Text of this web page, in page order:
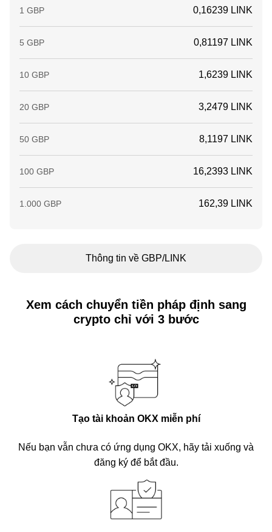
1 GBP 0,16239 LINK
5 GBP 0,81197 LINK
10 GBP 1,6239 LINK
20 GBP 3,2479 LINK
50 GBP 8,1197 LINK
100 GBP 16,2393 LINK
1.000 GBP 162,39 LINK
Thông tin về GBP/LINK
Xem cách chuyển tiền pháp định sang
crypto chỉ với 3 bước
Tạo tài khoản OKX miễn phí
Nếu bạn vẫn chưa có ứng dụng OKX, hãy tải xuống và
đăng ký để bắt đầu.